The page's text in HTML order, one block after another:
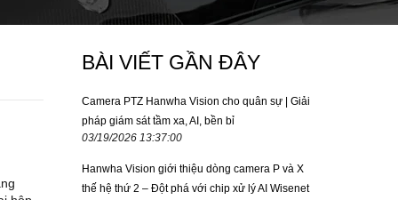
BÀI VIẾT GẦN ĐÂY
Camera PTZ Hanwha Vision cho quân sự | Giải
pháp giám sát tầm xa, AI, bền bỉ
03/19/2026 13:37:00
Hanwha Vision giới thiệu dòng camera P và X
thế hệ thứ 2 – Đột phá với chip xử lý AI Wisenet